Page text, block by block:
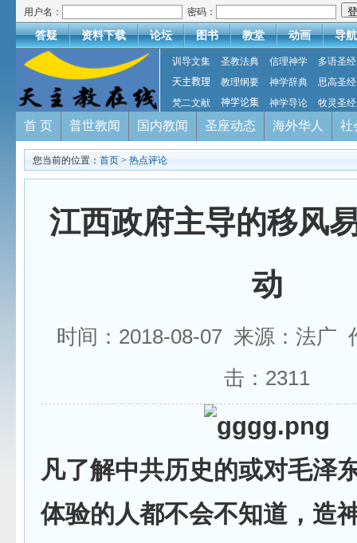
用户名： 密码：
答疑 资料下载 论坛 图书 教堂 动画 导航
训导文集 圣教法典 信理神学
多语圣经
天主教理
教理纲要 神学辞典
思高圣经
梵二文献
神学论集 神学导论 牧灵圣经
首 页 普世教闻 国内教闻 圣座动态 海外华人 社
您当前的位置： 首页 > 热点评论
江西政府主导的移风
动
时间：2018-08-07 来源：法广
击： 2311
凡了解中共历史的或对毛泽
体验的人都不会不知道，造